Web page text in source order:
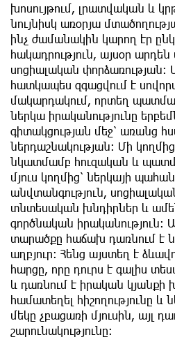
խոսույթում, լրատվական և
նույնիսկ առօրյա
ինչ ժամանակին կարող էր
հակադրություն, այսօր
սոցիալական փորձառության։
հատկապես զգացվում է
մակարդակում, որտեղ
ներկա իրականությունը
գիտակցության մեջ՝ առանց
ներդաշնակության։ Մի
նկատմամբ հուզական և
մյուս կողմից՝ ներկայի
անվտանգություն,
տնտեսական խնդիրներ և
գործնական իրականություն։
տարածքը հաճախ դառնում է
աղբյուր։ Հենց այստեղ է
հարցը, որը դուրս է գալիս
և դառնում է իրական կյանքի
համատեղել հիշողությունը և
մեկը չբացառի մյուսին, այլ
շարունակությունը։